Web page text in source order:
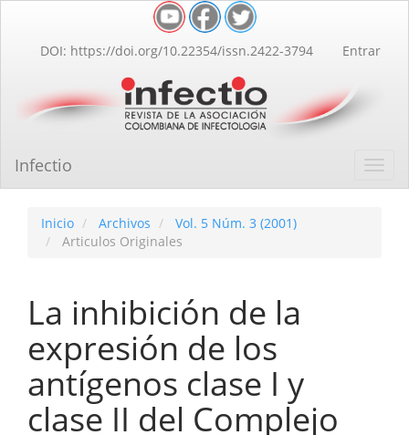
Contenido
principal
lateral
DOI: https://doi.org/10.22354/issn.2422-3794 Entrar
Infectio
Inicio Archivos
Vol. 5 Núm. 3 (2001)
Articulos Originales
La inhibición de la
expresión de los
antígenos clase I y
clase II del Complejo